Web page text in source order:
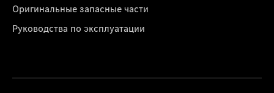
Оригинальные запасные части
Руководства по эксплуатации